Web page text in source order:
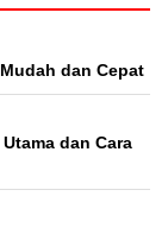
dan Cepat
dan Cara